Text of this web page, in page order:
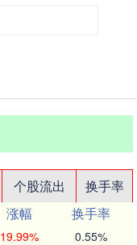
个股流出
换手率
涨幅
换手率
19.99% 0.55%